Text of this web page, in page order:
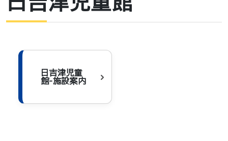
日吉津児童
館-施設案内